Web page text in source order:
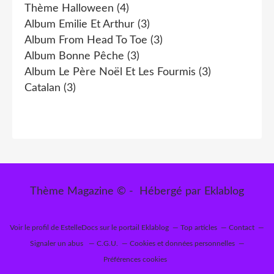
Thème Halloween (4)
Album Emilie Et Arthur (3)
Album From Head To Toe (3)
Album Bonne Pêche (3)
Album Le Père Noël Et Les Fourmis (3)
Catalan (3)
Thème Magazine © - Hébergé par Eklablog
Voir le profil de EstelleDocs sur le portail Eklablog Top articles Contact
Signaler un abus C.G.U. Cookies et données personnelles
Préférences cookies